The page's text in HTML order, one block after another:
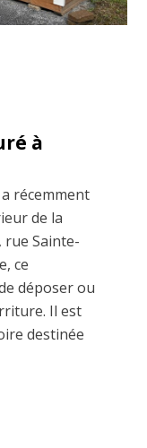
à
récemment
de la
rue Sainte-
ce
déposer ou
Il est
destinée